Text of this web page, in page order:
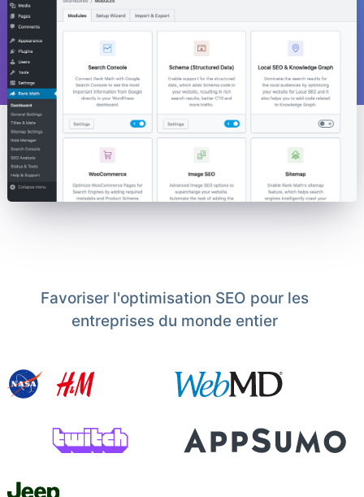
Favoriser l'optimisation SEO pour les
entreprises du monde entier